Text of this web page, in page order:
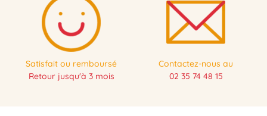
Satisfait ou remboursé
Retour jusqu'à 3 mois
Contactez-nous au
02 35 74 48 15